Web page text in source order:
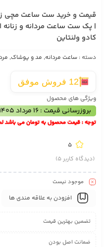
قیمت و خرید ست ساعت مچی
| پک ست ساعت مردانه و زنانه
کادو ولنتاین
دسته : ساعت مردانه, مد و پوشاک,
12 فروش موفق
ویژگی های محصول
بروزرسانی قیمت : 16 مرداد 1405
توجه : قیمت محصول به تومان می باشد
5
(دیدگاه کاربر5
)
موجود نیست
افزودن به علاقه مندی ها
تضمین بهترین قیمت
ضمانت اصل بودن